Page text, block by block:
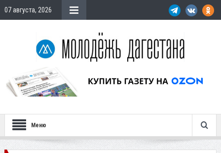
07 августа, 2026
Меню